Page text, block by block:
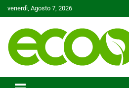
to
venerdì, Agosto 7, 2026
Ecoo.it